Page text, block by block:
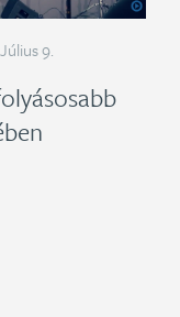
Július9.